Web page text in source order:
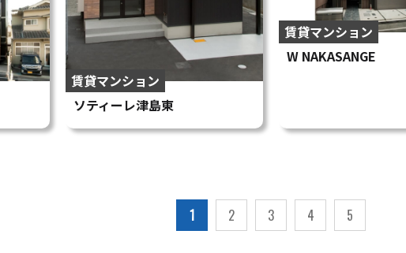
賃貸マンション
ソティーレ津島東
賃貸マンション
W NAKASANGE
1 2 3 4 5